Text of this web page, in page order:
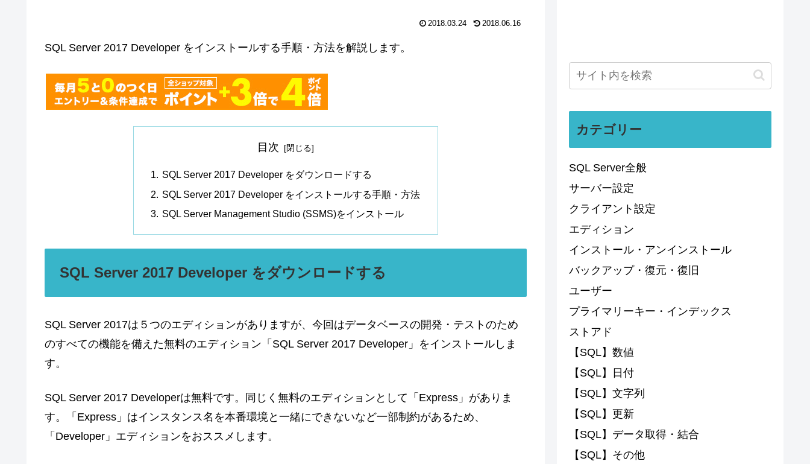
2018.03.24 2018.06.16
SQL Server 2017 Developer をインストールする手順・方法を解説します。
目次
SQL Server 2017 Developer をダウンロードする
SQL Server 2017 Developer をインストールする手順・方法
SQL Server Management Studio (SSMS)をインストール
SQL Server 2017 Developer をダウンロードする
SQL Server 2017は５つのエディションがありますが、今回はデータベースの開発・テストのため
のすべての機能を備えた無料のエディション「SQL Server 2017 Developer」をインストールしま
す。
SQL Server 2017 Developerは無料です。同じく無料のエディションとして「Express」がありま
す。「Express」はインスタンス名を本番環境と一緒にできないなど一部制約があるため、
「Developer」エディションをおススメします。
カテゴリー
SQL Server全般
サーバー設定
クライアント設定
エディション
インストール・アンインストール
バックアップ・復元・復旧
ユーザー
プライマリーキー・インデックス
ストアド
【SQL】数値
【SQL】日付
【SQL】文字列
【SQL】更新
【SQL】データ取得・結合
【SQL】その他